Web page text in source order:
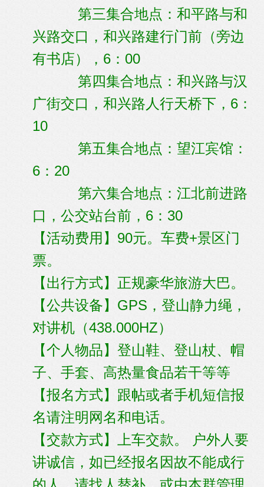
第三集合地点：和平路与和
兴路交口，和兴路建行门前（旁边
有书店），6：00
第四集合地点：和兴路与汉
广街交口，和兴路人行天桥下，6：
10
第五集合地点：望江宾馆：
6：20
第六集合地点：江北前进路
口，公交站台前，6：30
【活动费用】90元。车费+景区门
票。
【出行方式】正规豪华旅游大巴。
【公共设备】GPS，登山静力绳，
对讲机（438.000HZ）
【个人物品】登山鞋、登山杖、帽
子、手套、高热量食品若干等等
【报名方式】跟帖或者手机短信报
名请注明网名和电话。
【交款方式】上车交款。 户外人要
讲诚信，如已经报名因故不能成行